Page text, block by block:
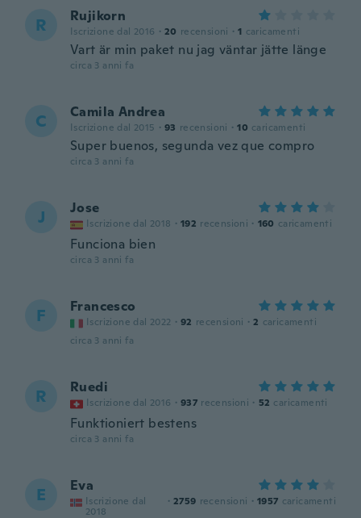
R Rujikorn
Iscrizione dal 2016 · 20 recensioni · 1 caricamenti
Vart är min paket nu jag väntar jätte länge
circa 3 anni fa
C Camila Andrea
Iscrizione dal 2015 · 93 recensioni · 10 caricamenti
Super buenos, segunda vez que compro
circa 3 anni fa
J Jose
Iscrizione dal 2018 · 192 recensioni · 160 caricamenti
Funciona bien
circa 3 anni fa
F Francesco
Iscrizione dal 2022 · 92 recensioni · 2 caricamenti
circa 3 anni fa
R Ruedi
Iscrizione dal 2016 · 937 recensioni · 52 caricamenti
Funktioniert bestens
circa 3 anni fa
E Eva
Iscrizione dal
2018
· 2759 recensioni · 1957 caricamenti